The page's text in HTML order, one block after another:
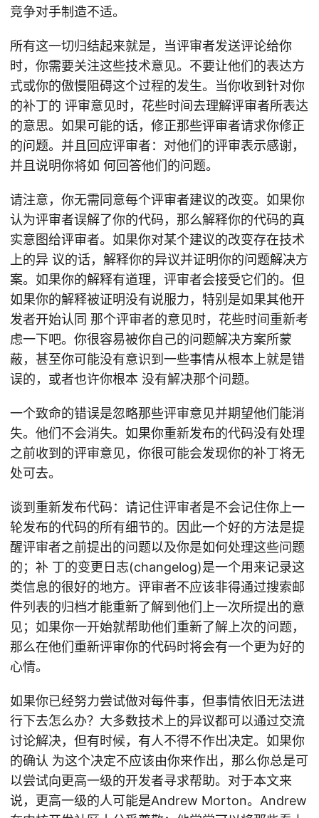
竞争对手制造不适。
所有这一切归结起来就是，当评审者发送评论给你
时，你需要关注这些技术意见。不要让他们的表达方
式或你的傲慢阻碍这个过程的发生。当你收到针对你
的补丁的 评审意见时，花些时间去理解评审者所表达
的意思。如果可能的话，修正那些评审者请求你修正
的问题。并且回应评审者：对他们的评审表示感谢，
并且说明你将如 何回答他们的问题。
请注意，你无需同意每个评审者建议的改变。如果你
认为评审者误解了你的代码，那么解释你的代码的真
实意图给评审者。如果你对某个建议的改变存在技术
上的异 议的话，解释你的异议并证明你的问题解决方
案。如果你的解释有道理，评审者会接受它们的。但
如果你的解释被证明没有说服力，特别是如果其他开
发者开始认同 那个评审者的意见时，花些时间重新考
虑一下吧。你很容易被你自己的问题解决方案所蒙
蔽，甚至你可能没有意识到一些事情从根本上就是错
误的，或者也许你根本 没有解决那个问题。
一个致命的错误是忽略那些评审意见并期望他们能消
失。他们不会消失。如果你重新发布的代码没有处理
之前收到的评审意见，你很可能会发现你的补丁将无
处可去。
谈到重新发布代码：请记住评审者是不会记住你上一
轮发布的代码的所有细节的。因此一个好的方法是提
醒评审者之前提出的问题以及你是如何处理这些问题
的；补 丁的变更日志(changelog)是一个用来记录这
类信息的很好的地方。评审者不应该非得通过搜索邮
件列表的归档才能重新了解到他们上一次所提出的意
见；如果你一开始就帮助他们重新了解上次的问题，
那么在他们重新评审你的代码时将会有一个更为好的
心情。
如果你已经努力尝试做对每件事，但事情依旧无法进
行下去怎么办？大多数技术上的异议都可以通过交流
讨论解决，但有时候，有人不得不作出决定。如果你
的确认 为这个决定不应该由你来作出，那么你总是可
以尝试向更高一级的开发者寻求帮助。对于本文来
说，更高一级的人可能是Andrew Morton。Andrew